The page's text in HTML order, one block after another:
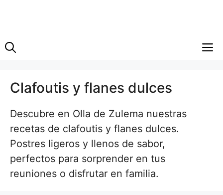
Clafoutis y flanes dulces
Descubre en Olla de Zulema nuestras
recetas de clafoutis y flanes dulces.
Postres ligeros y llenos de sabor,
perfectos para sorprender en tus
reuniones o disfrutar en familia.